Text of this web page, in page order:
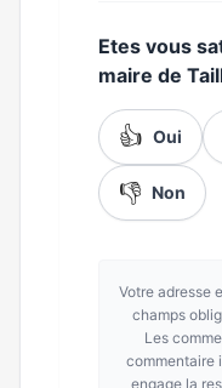
Etes vous
maire de
👍 Oui
👎 Non
Votre adresse
champs
Les
commentaire
engage la